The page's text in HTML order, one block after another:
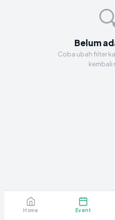
Belum
Coba ubah filter
kembali
Home Event